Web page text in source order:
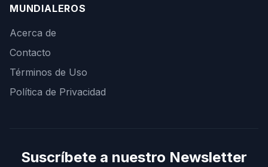
MUNDIALEROS
Acerca de
Contacto
Términos de Uso
Política de Privacidad
Suscríbete a nuestro Newsletter